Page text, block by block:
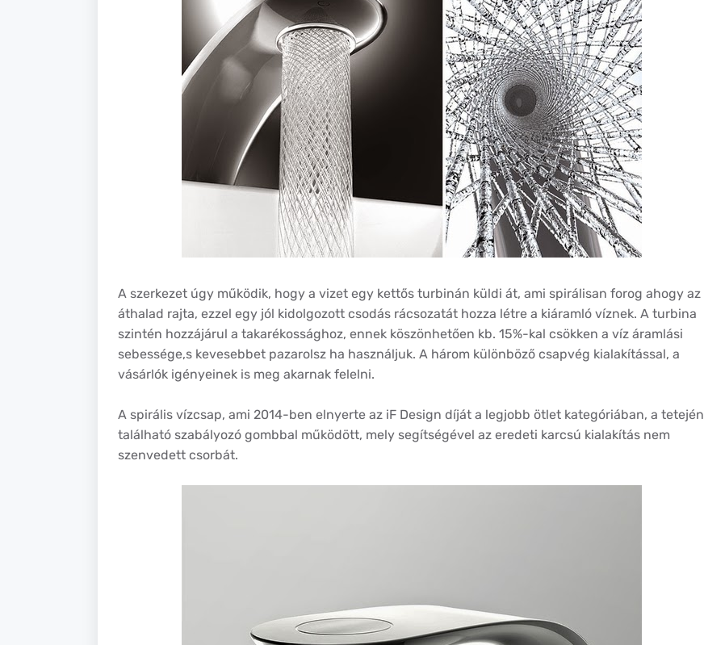
A szerkezet úgy működik, hogy a vizet egy kettős turbinán küldi át, ami spirálisan forog ahogy az
áthalad rajta, ezzel egy jól kidolgozott csodás rácsozatát hozza létre a kiáramló víznek. A turbina
szintén hozzájárul a takarékossághoz, ennek köszönhetően kb. 15%-kal csökken a víz áramlási
sebessége,s kevesebbet pazarolsz ha használjuk. A három különböző csapvég kialakítással, a
vásárlók igényeinek is meg akarnak felelni.
A spirális vízcsap, ami 2014-ben elnyerte az iF Design díját a legjobb ötlet kategóriában, a tetején
található szabályozó gombbal működött, mely segítségével az eredeti karcsú kialakítás nem
szenvedett csorbát.